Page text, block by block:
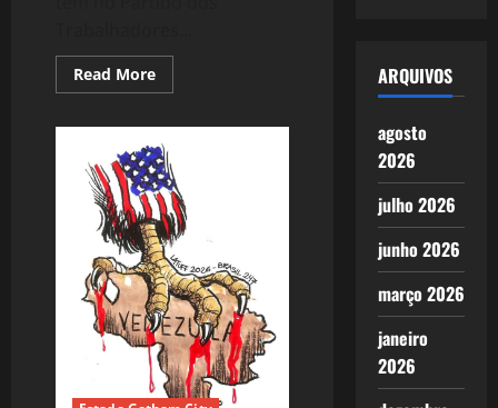
Read MoreRead
more
do
PT
e
as
crises!
ARQUIVOS
agosto
2026
julho 2026
junho 2026
março 2026
janeiro
2026